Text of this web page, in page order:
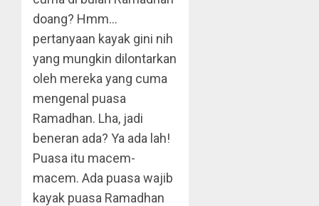
doang? Hmm…
pertanyaan kayak gini nih
yang mungkin dilontarkan
oleh mereka yang cuma
mengenal puasa
Ramadhan. Lha, jadi
beneran ada? Ya ada lah!
Puasa itu macem-
macem. Ada puasa wajib
kayak puasa Ramadhan